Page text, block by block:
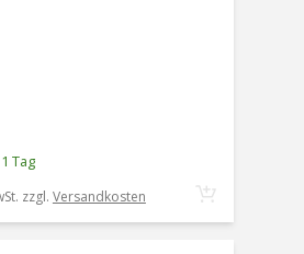
Tag
zzgl. Versandkosten